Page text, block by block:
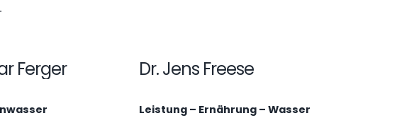
Ferger Dr. Jens Freese
Leistung – Ernährung – Wasser